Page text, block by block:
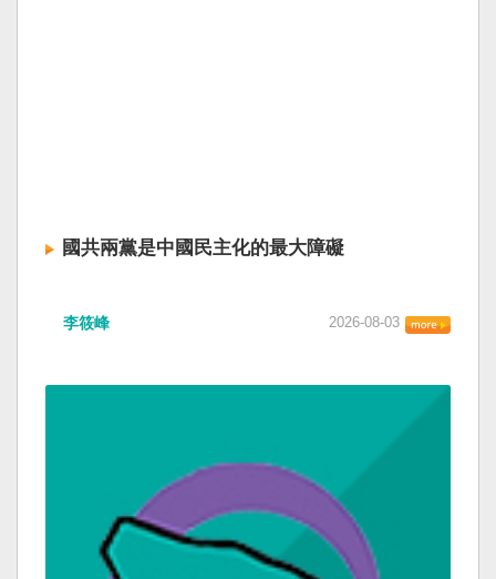
國共兩黨是中國民主化的最大障礙
李筱峰 2026-08-03